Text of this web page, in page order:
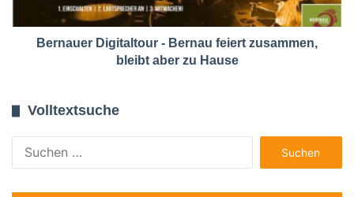
Bernauer Digitaltour - Bernau feiert zusammen,
bleibt aber zu Hause
Volltextsuche
nach: